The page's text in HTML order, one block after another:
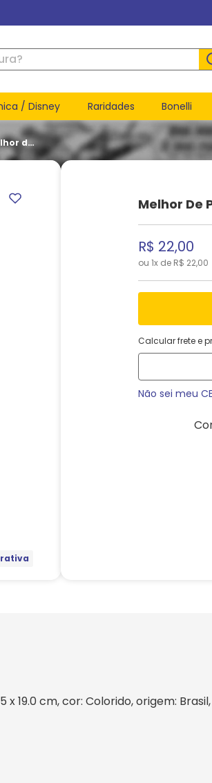
/ Disney Raridades Bonelli
de
Pau
Melhor De
R$ 22,00
ou 1x de R$ 22,00
Calcular frete e
Não sei meu
19.0 cm, cor: Colorido, origem: